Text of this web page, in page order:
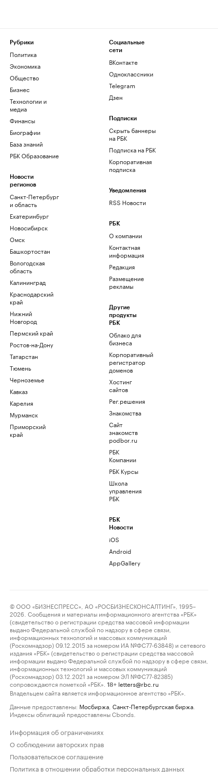
Рубрики
Политика
Экономика
Общество
Бизнес
Технологии и
медиа
Финансы
Биографии
База знаний
РБК Образование
Новости
регионов
Санкт-Петербург
и область
Екатеринбург
Новосибирск
Омск
Башкортостан
Вологодская
область
Калининград
Краснодарский
край
Нижний
Новгород
Пермский край
Ростов-на-Дону
Татарстан
Тюмень
Черноземье
Кавказ
Карелия
Мурманск
Приморский
край
Социальные
сети
ВКонтакте
Одноклассники
Telegram
Дзен
Подписки
Скрыть баннеры
на РБК
Подписка на РБК
Корпоративная
подписка
Уведомления
RSS Новости
РБК
О компании
Контактная
информация
Редакция
Размещение
рекламы
Другие
продукты
РБК
Облако для
бизнеса
Корпоративный
регистратор
доменов
Хостинг
сайтов
Рег.решения
Знакомства
Сайт
знакомств
podbor.ru
РБК
Компании
РБК Курсы
Школа
управления
РБК
РБК
Новости
iOS
Android
AppGallery
© ООО «БИЗНЕСПРЕСС», АО «РОСБИЗНЕСКОНСАЛТИНГ», 1995–
2026. Сообщения и материалы информационного агентства «РБК»
(свидетельство о регистрации средства массовой информации
выдано Федеральной службой по надзору в сфере связи,
информационных технологий и массовых коммуникаций
(Роскомнадзор) 09.12.2015 за номером ИА №ФС77-63848) и сетевого
издания «РБК» (свидетельство о регистрации средства массовой
информации выдано Федеральной службой по надзору в сфере связи,
информационных технологий и массовых коммуникаций
(Роскомнадзор) 03.12.2021 за номером ЭЛ №ФС77-82385)
сопровождаются пометкой «РБК».
18+ letters@rbc.ru
Владельцем сайта является информационное агентство «РБК».
Данные предоставлены: Мосбиржа Санкт-Петербургская биржа
Индексы облигаций предоставлены Cbonds.
Информация об ограничениях
О соблюдении авторских прав
Пользовательское соглашение
Политика в отношении обработки персональных данных